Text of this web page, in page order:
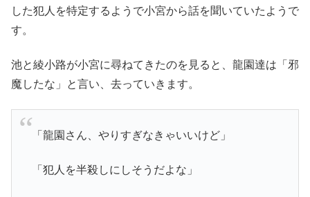
した犯人を特定するようで小宮から話を聞いていたようで
す。
池と綾小路が小宮に尋ねてきたのを見ると、龍園達は「邪
魔したな」と言い、去っていきます。
「龍園さん、やりすぎなきゃいいけど」
「犯人を半殺しにしそうだよな」